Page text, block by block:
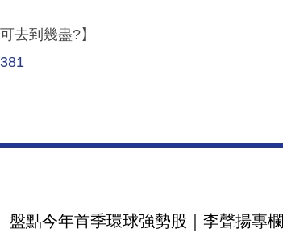
去到幾盡?】
盤點今年首季環球強勢股｜李聲揚專欄